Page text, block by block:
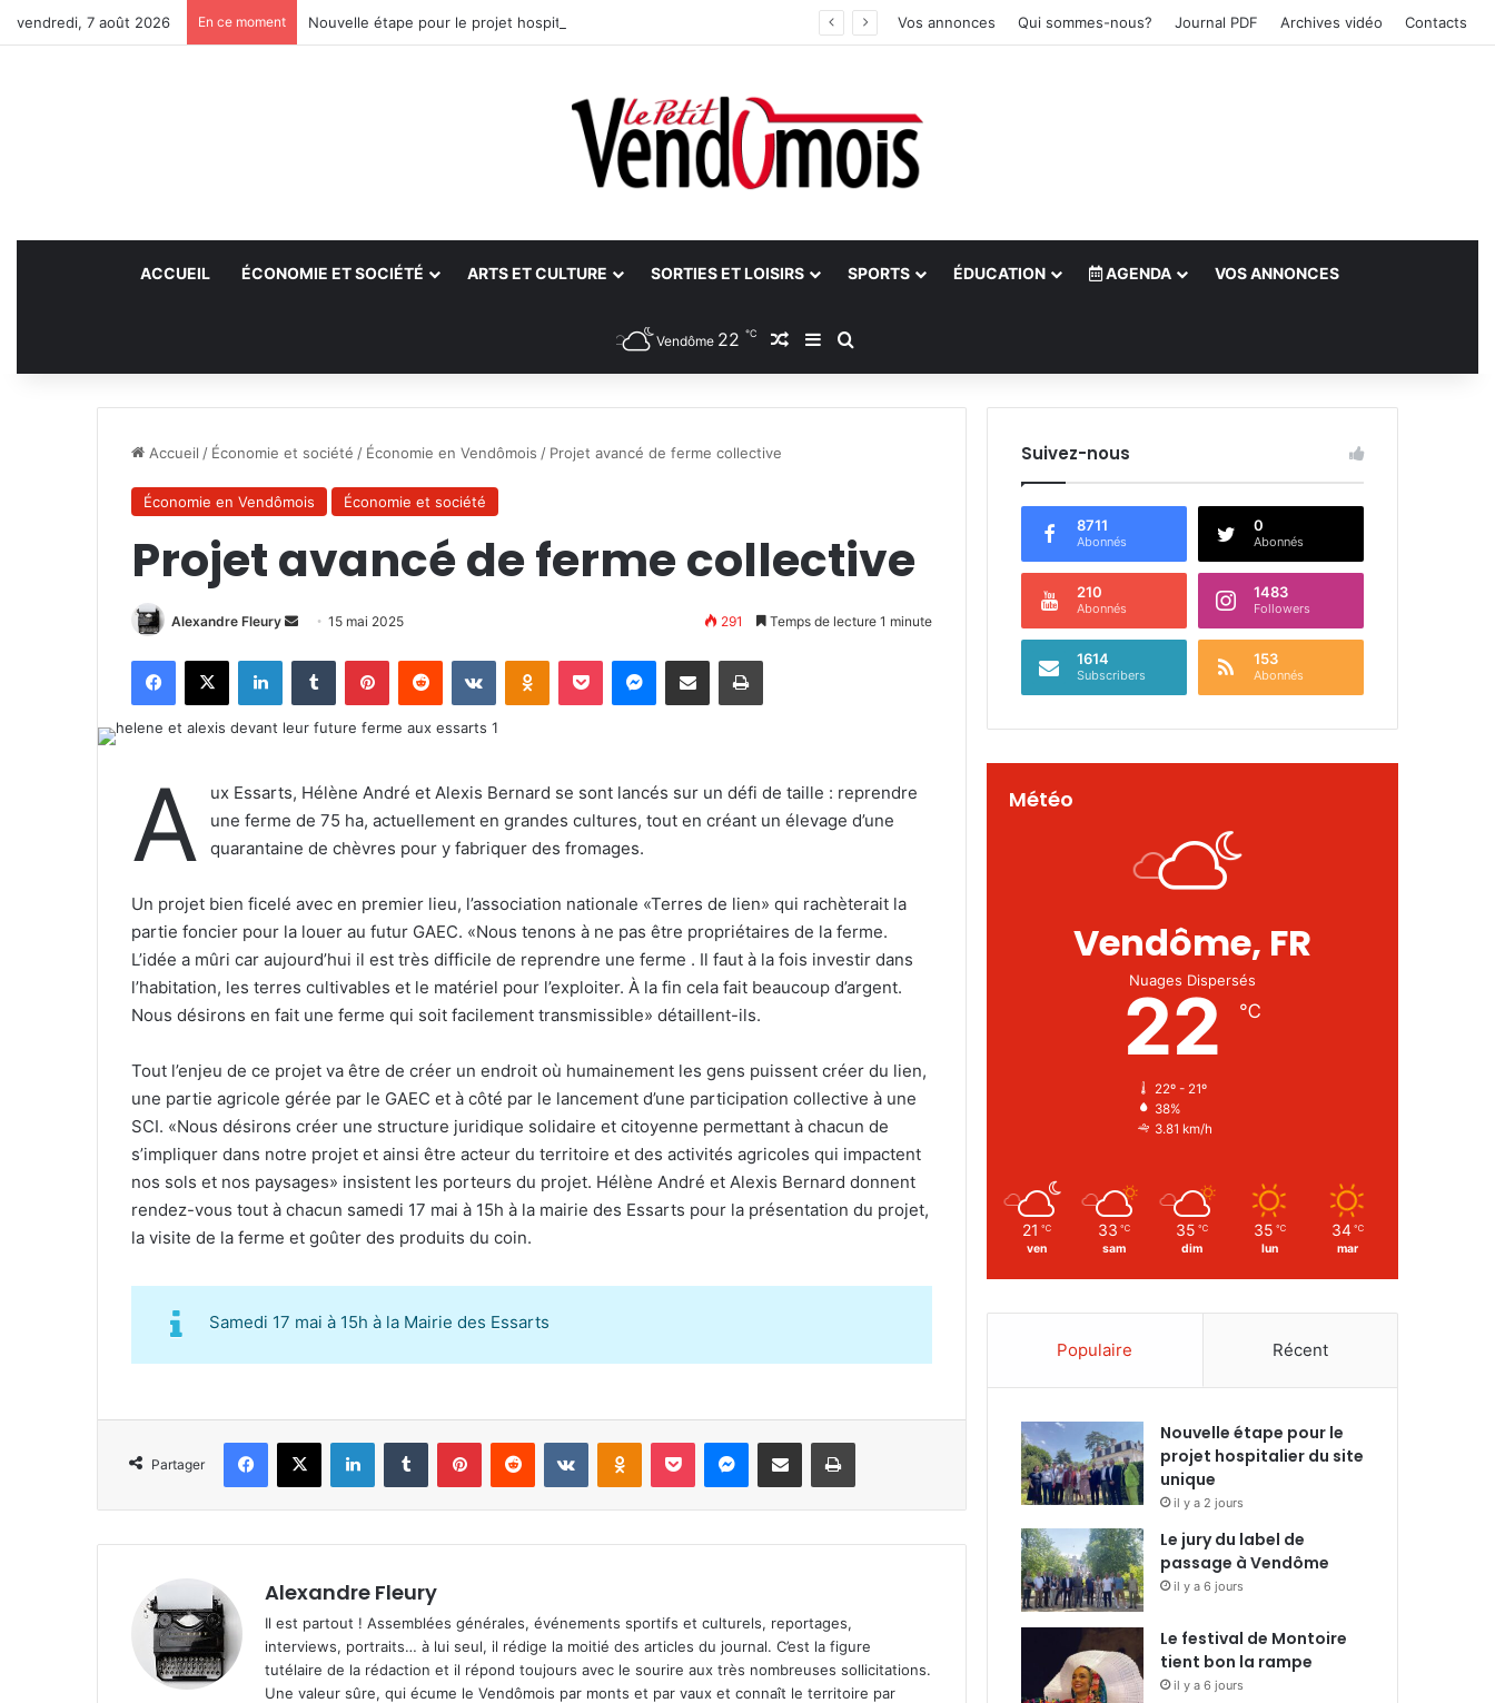
vendredi, 7 août 2026 En ce moment Nouvelle étape pour le projet hospitalier du site unique Vos annonces Qui sommes-nous? Journal PDF Archives vidéo Contacts
ACCUEIL ÉCONOMIE ET SOCIÉTÉ ARTS ET CULTURE SORTIES ET LOISIRS SPORTS ÉDUCATION AGENDA VOS ANNONCES
Vendôme 22 ℃ Article Aléatoire
Sidebar (barre latérale)
Accueil / Économie et société / Économie en Vendômois / Projet avancé de ferme collective
Économie en Vendômois Économie et société
Projet avancé de ferme collective
Alexandre Fleury
o
y
u
r
i
e
15 mai 2025 291 Temps de lecture 1 minute
A
ux Essarts, Hélène André et Alexis Bernard se sont lancés sur un défi de taille : reprendre
une ferme de 75 ha, actuellement en grandes cultures, tout en créant un élevage d’une
quarantaine de chèvres pour y fabriquer des fromages.
Un projet bien ficelé avec en premier lieu, l’association nationale «Terres de lien» qui rachèterait la
partie foncier pour la louer au futur GAEC. «Nous tenons à ne pas être propriétaires de la ferme.
L’idée a mûri car aujourd’hui il est très difficile de reprendre une ferme . Il faut à la fois investir dans
l’habitation, les terres cultivables et le matériel pour l’exploiter. À la fin cela fait beaucoup d’argent.
Nous désirons en fait une ferme qui soit facilement transmissible» détaillent-ils.
Tout l’enjeu de ce projet va être de créer un endroit où humainement les gens puissent créer du lien,
une partie agricole gérée par le GAEC et à côté par le lancement d’une participation collective à une
SCI. «Nous désirons créer une structure juridique solidaire et citoyenne permettant à chacun de
s’impliquer dans notre projet et ainsi être acteur du territoire et des activités agricoles qui impactent
nos sols et nos paysages» insistent les porteurs du projet. Hélène André et Alexis Bernard donnent
rendez-vous tout à chacun samedi 17 mai à 15h à la mairie des Essarts pour la présentation du projet,
la visite de la ferme et goûter des produits du coin.
Samedi 17 mai à 15h à la Mairie des Essarts
Partager
Alexandre Fleury
Il est partout ! Assemblées générales, événements sportifs et culturels, reportages,
interviews, portraits… à lui seul, il rédige la moitié des articles du journal. C’est la figure
tutélaire de la rédaction et il répond toujours avec le sourire aux très nombreuses sollicitations.
Une valeur sûre, qui écume le Vendômois par monts et par vaux et connaît le territoire par
Suivez-nous
8711
Abonnés
0
Abonnés
210
Abonnés
1483
Followers
1614
Subscribers
153
Abonnés
Météo
Vendôme, FR
Nuages Dispersés
22 ℃
22º - 21º
38%
3.81 km/h
21 ℃
ven
33 ℃
sam
35 ℃
dim
35 ℃
lun
34 ℃
mar
Populaire Récent
Nouvelle étape pour le
projet hospitalier du site
unique
il y a 2 jours
Le jury du label de
passage à Vendôme
il y a 6 jours
Le festival de Montoire
tient bon la rampe
il y a 6 jours